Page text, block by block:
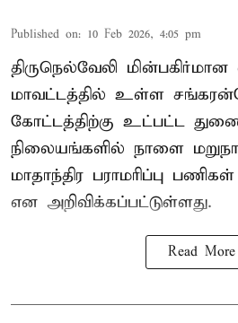
Published on: 10 Feb 2026, 4:05 pm
திருநெல்வேலி
மாவட்டத்தில் உள்ள
கோட்டத்திற்கு உட்பட்ட
நிலையங்களில் நாளை
மாதாந்திர பராமரிப்பு
என அறிவிக்கப்பட்டுள்ளது.
Read More